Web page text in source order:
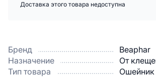
Бренд
Beaphar
Назначение
От
Тип товара
Ошейник
Доставка этого товара недоступна